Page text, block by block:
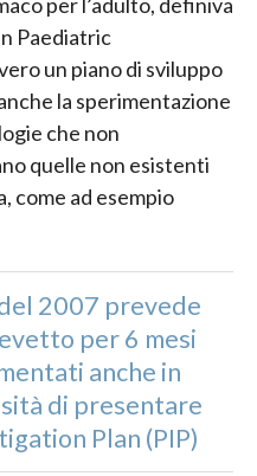
Paediatric
un piano di sviluppo
la sperimentazione
che non
quelle non esistenti
come ad esempio
2007 prevede
per 6 mesi
anche in
di presentare
Plan (PIP)